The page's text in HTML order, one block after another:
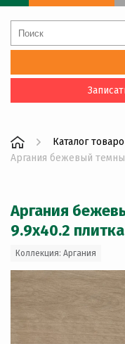
Каталог
Аргания бежевый
Аргания
9.9x40.2 плитка
Коллекция: Аргания